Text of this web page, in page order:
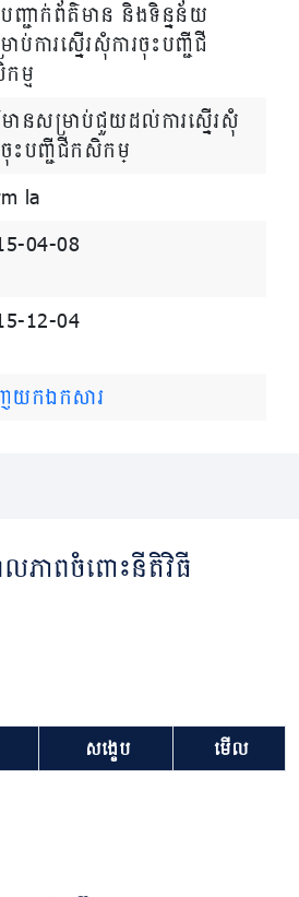
បញ្ជាក់ព័ត៌មាន និងទិន្នន័យ
ាប់ការស្នើរសុំការចុះបញ្ជីជី
ម្ម
ានសម្រាប់ជួយដល់ការស្នើរសុំ
ចុះបញ្ជីជីកសិកម្
la
04-08
12-04
យកឯកសារ
ភាពចំពោះនីតិវិធី
សង្ខេប មើល